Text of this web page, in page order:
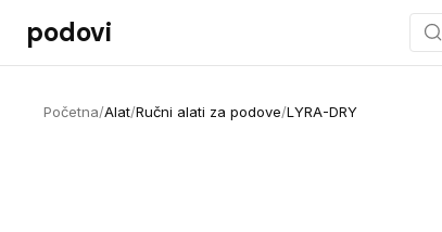
Preskoči na sadržaj
podovi
Početna/Alat/Ručni alati za podove/LYRA-DRY